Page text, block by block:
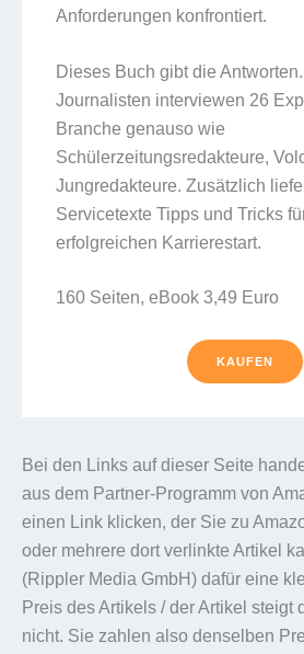
Anforderungen konfrontiert.
Dieses Buch gibt die
Journalisten interviewen 26
Branche genauso wie
Schülerzeitungsredakteure,
Jungredakteure. Zusätzlich
Servicetexte Tipps und Tricks
erfolgreichen Karrierestart.
160 Seiten, eBook 3,49 Euro
KAUFEN
Bei den Links auf dieser Seite
aus dem Partner-Programm von
einen Link klicken, der Sie zu
oder mehrere dort verlinkte Artikel
(Rippler Media GmbH) dafür eine
Preis des Artikels / der Artikel steigt
nicht. Sie zahlen also denselben